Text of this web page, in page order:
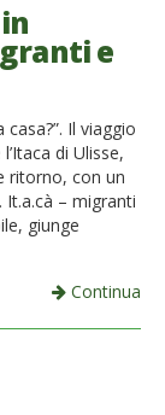
e
Il viaggio
di Ulisse,
ritorno, con un
– migranti
giunge
Continua